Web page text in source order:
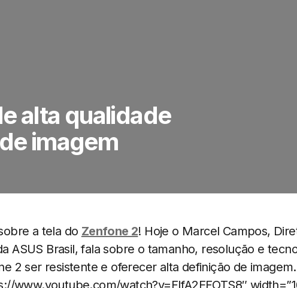
alta qualidade
imagem
a tela do Zenfone 2! Hoje o Marcel Campos,
ASUS Brasil, fala sobre o tamanho, resolução e
2 ser resistente e oferecer alta definição de
www.youtube.com/watch?v=FIfA2EFOTS8″